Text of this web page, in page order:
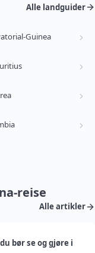
Alle landguider
Guinea
reise
Alle artikler
bør se og gjøre i